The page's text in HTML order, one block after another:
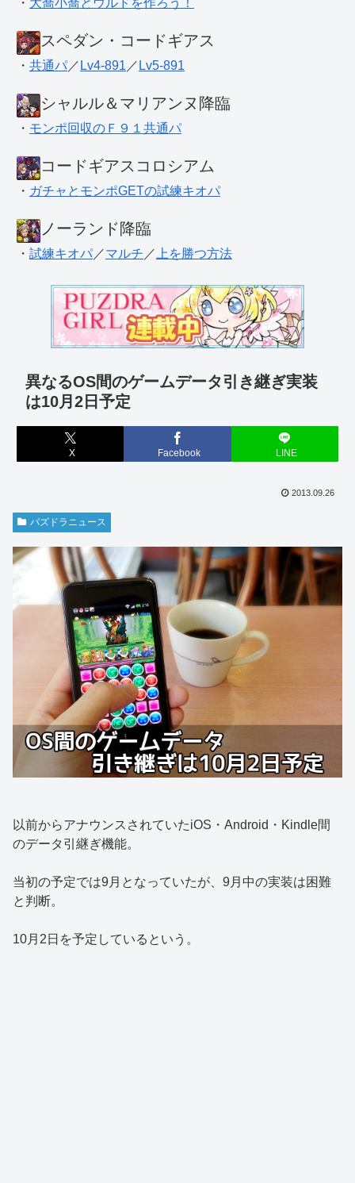
・ 大喬小喬とウルドを作ろう！
スペダン・コードギアス
・ 共通パ ／ Lv4-891 ／ Lv5-891
シャルル＆マリアンヌ降臨
・ モンポ回収のＦ９１共通パ
コードギアスコロシアム
・ ガチャとモンポGETの試練キオパ
ノーランド降臨
・ 試練キオパ ／マルチ ／ 上を勝つ方法
異なるOS間のゲームデータ引き継ぎ実装
は10月2日予定
X Facebook LINE
2013.09.26
パズドラニュース
以前からアナウンスされていたiOS・Android・Kindle間
のデータ引継ぎ機能。
当初の予定では9月となっていたが、9月中の実装は困難
と判断。
10月2日を予定しているという。